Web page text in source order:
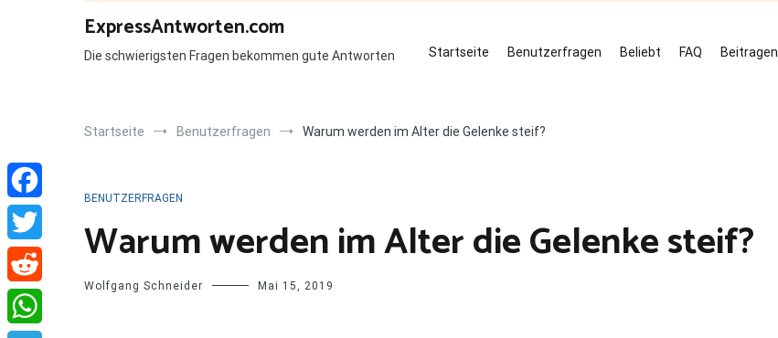
ExpressAntworten.com
Die schwierigsten Fragen bekommen gute Antworten Startseite Benutzerfragen Beliebt FAQ Beitragen
Startseite Benutzerfragen Warum werden im Alter die Gelenke steif?
BENUTZERFRAGEN
Warum werden im Alter die Gelenke steif?
Wolfgang Schneider Mai 15, 2019
Facebook
Twitter
Reddit